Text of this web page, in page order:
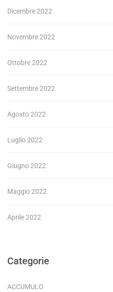
Dicembre 2022
Novembre 2022
Ottobre 2022
Settembre 2022
Agosto 2022
Luglio 2022
Giugno 2022
Maggio 2022
Aprile 2022
Categorie
ACCUMULO